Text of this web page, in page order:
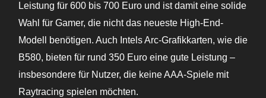
Leistung für 600 bis 700 Euro und ist damit eine solide
Wahl für Gamer, die nicht das neueste High-End-
Modell benötigen. Auch Intels Arc-Grafikkarten, wie die
B580, bieten für rund 350 Euro eine gute Leistung –
insbesondere für Nutzer, die keine AAA-Spiele mit
Raytracing spielen möchten.